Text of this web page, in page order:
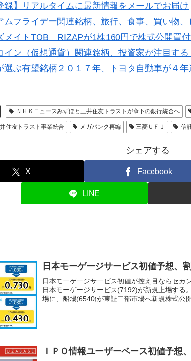
録】リアルタイムに最新情報をメールでお届け
ムフライデー関連銘柄、旅行、食事、買い物
メイトTOB、RIZAPが1株160円で株式公開買
イン（仮想通貨）関連銘柄、投資家が注目する
選ぶ有望銘柄２０１７年、トヨタ自動車が４
ＮＨＫニュースみずほと三井住友トラストが傘下の銀行統合へ
住友トラスト事業統合 メガバンク再編 三菱ＵＦＪ 信
シェアする
X Facebook
LINE
日本モーゲージサービス初値予想、
日本モーゲージサービス初値が控え目ならセカ
日本モーゲージサービス(7192)が新規上場する
場に、船場(6540)が東証二部市場へ新規株式公
ＩＰＯ情報ユーザーベース初値予想